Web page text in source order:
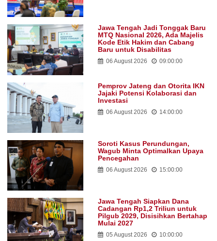
Jawa Tengah Jadi Tonggak Baru
MTQ Nasional 2026, Ada Majelis
Kode Etik Hakim dan Cabang
Baru untuk Disabilitas
06 August 2026 09:00:00
Pemprov Jateng dan Otorita IKN
Jajaki Potensi Kolaborasi dan
Investasi
06 August 2026 14:00:00
Soroti Kasus Perundungan,
Wagub Minta Optimalkan Upaya
Pencegahan
06 August 2026 15:00:00
Jawa Tengah Siapkan Dana
Cadangan Rp1,2 Triliun untuk
Pilgub 2029, Disisihkan Bertahap
Mulai 2027
05 August 2026 10:00:00